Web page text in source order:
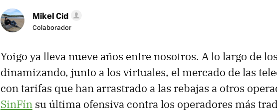
Mikel Cid
Colaborador
Yoigo ya lleva nueve años entre nosotros. A lo largo de
dinamizando, junto a los virtuales, el mercado de las
con tarifas que han arrastrado a las rebajas a otros
SinFín su última ofensiva contra los operadores más